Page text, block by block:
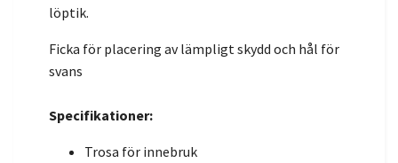
löptik.
Ficka för placering av lämpligt skydd och hål för
svans
Specifikationer:
Trosa för innebruk